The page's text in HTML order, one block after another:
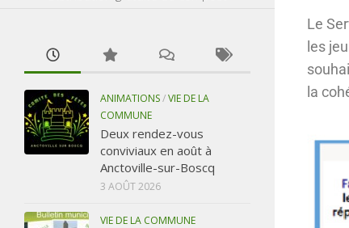
Le
les
la
ANIMATIONS/VIE DE LA
COMMUNE
Deux rendez-vous
conviviaux en août à
Anctoville-sur-Boscq
3 AOÛT 2026
VIE DE LA COMMUNE